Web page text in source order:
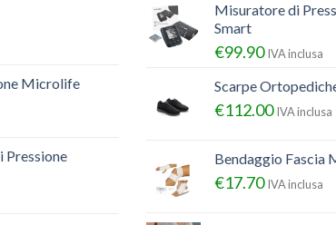
Microlife
Pressione
Misuratore di
Smart
€99.90 IVA inclusa
Scarpe
€112.00 IVA inclusa
Bendaggio Fascia
€17.70 IVA inclusa